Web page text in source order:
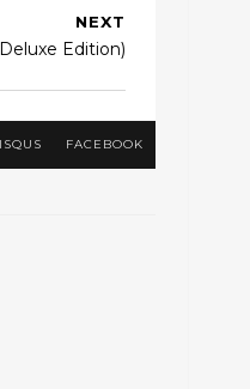
NEXT
Edition)
FACEBOOK